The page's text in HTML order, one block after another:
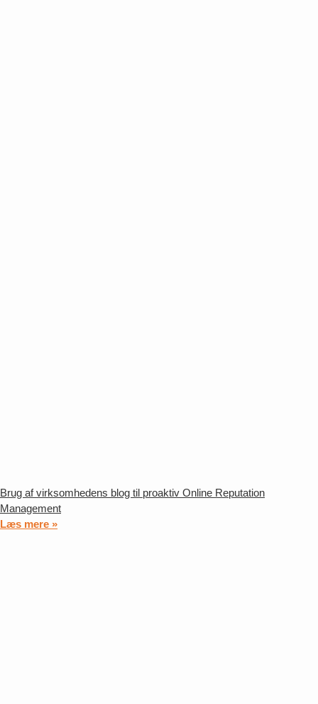
Brug af virksomhedens blog til proaktiv Online Reputation
Management
Læs mere »